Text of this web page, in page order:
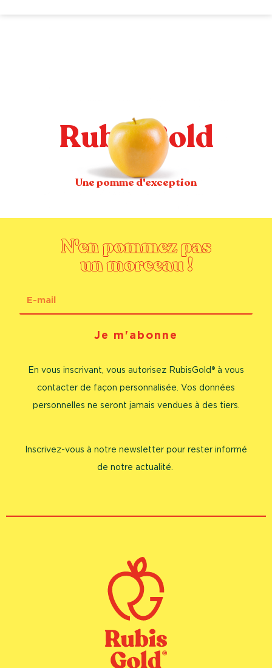
Rubis Gold
Une pomme d'exception
N'en pommez pas
un morceau !
E-
mail
Je m'abonne
En vous inscrivant, vous autorisez RubisGold® à vous
contacter de façon personnalisée. Vos données
personnelles ne seront jamais vendues à des tiers.
Inscrivez-vous à notre newsletter pour rester informé
de notre actualité.